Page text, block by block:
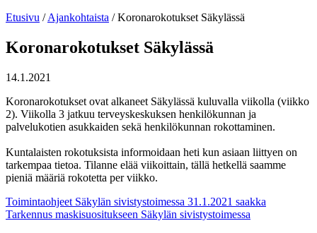
Etusivu /Ajankohtaista /Koronarokotukset Säkylässä
Koronarokotukset Säkylässä
14.1.2021
Koronarokotukset ovat alkaneet Säkylässä kuluvalla viikolla (viikko
2). Viikolla 3 jatkuu terveyskeskuksen henkilökunnan ja
palvelukotien asukkaiden sekä henkilökunnan rokottaminen.
Kuntalaisten rokotuksista informoidaan heti kun asiaan liittyen on
tarkempaa tietoa. Tilanne elää viikoittain, tällä hetkellä saamme
pieniä määriä rokotetta per viikko.
Artikkelien
selaus
Toimintaohjeet Säkylän sivistystoimessa 31.1.2021 saakka
Tarkennus maskisuositukseen Säkylän sivistystoimessa